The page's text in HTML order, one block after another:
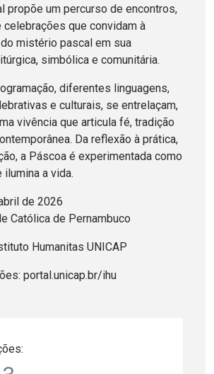
propõe um percurso de encontros,
que convidam à
mistério pascal em sua
simbólica e comunitária.
diferentes linguagens,
e culturais, se entrelaçam,
vivência que articula fé, tradição
Da reflexão à prática,
a Páscoa é experimentada como
a vida.
de 2026
Católica de Pernambuco
Humanitas UNICAP
portal.unicap.br/ihu